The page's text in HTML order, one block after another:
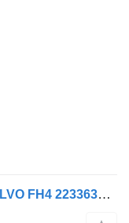
OEM ZAMOK ZAPALYuVANNYa VOLVO FH4 22336369 brava za paljenje za Volvo FH tegljača